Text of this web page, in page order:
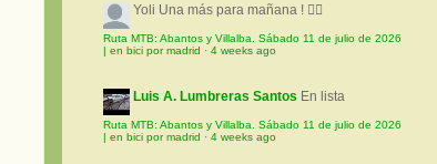
Yoli Una más para mañana ! 🚵‍♀️
Ruta MTB: Abantos y Villalba. Sábado 11 de julio de 2026
| en bici por madrid · 4 weeks ago
Luis A. Lumbreras Santos En lista
Ruta MTB: Abantos y Villalba. Sábado 11 de julio de 2026
| en bici por madrid · 4 weeks ago